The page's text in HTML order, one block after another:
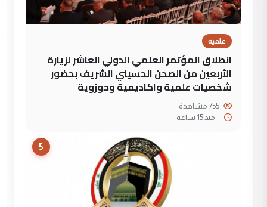
علمية
انطلاق المؤتمر العلمي الدولي العاشر لزيارة
الأربعين من الصحن الحسيني الشريف بحضور
شخصيات علمية واكاديمية وحوزوية
--منذ 15 ساعة
5